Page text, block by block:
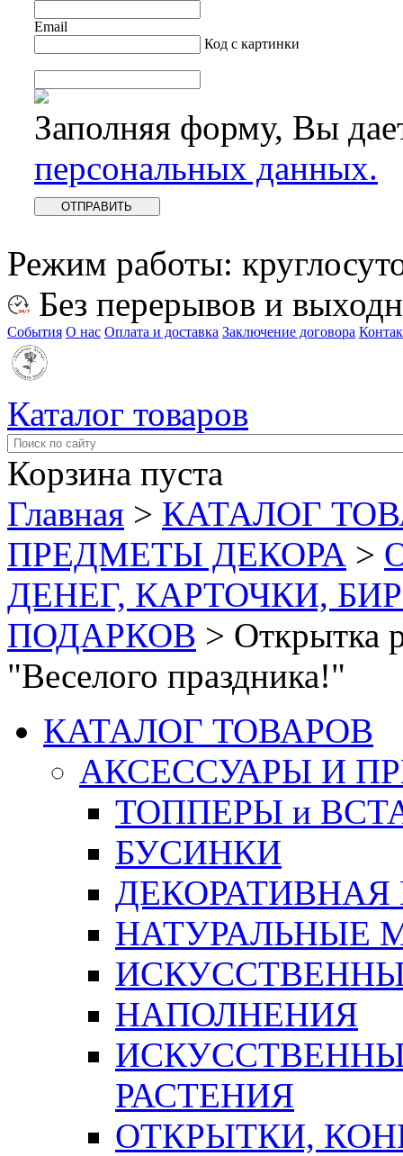
Email
Код с картинки
Заполняя форму, Вы
персональных данных.
Режим работы:
Без перерывов и
События О нас Оплата и доставка Заключение договора
Каталог товаров
Корзина пуста
Главная > КАТАЛОГ
ПРЕДМЕТЫ ДЕКОРА >
ДЕНЕГ, КАРТОЧКИ,
ПОДАРКОВ > Открытка
"Веселого праздника!"
КАТАЛОГ ТОВАРОВ
АКСЕССУАРЫ И
ТОППЕРЫ и
БУСИНКИ
ДЕКОРАТИВНАЯ
НАТУРАЛЬНЫЕ
НАПОЛНЕНИЯ
РАСТЕНИЯ
ОТКРЫТКИ,